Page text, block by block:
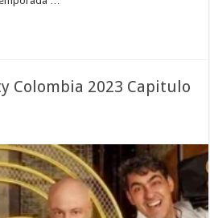
Colombia 2023 Capitulo